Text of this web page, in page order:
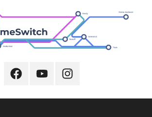
FacebookYoutubeInstagram